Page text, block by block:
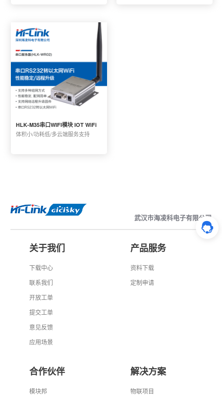
HLK-M35串口WIFI模块 IOT WiFi
体积小/功耗低/多云端服务支持
武汉市海凌科电子有限公司
关于我们
下载中心
联系我们
开放工单
提交工单
意见反馈
应用场景
产品服务
资料下载
定制申请
合作伙伴
模块邦
解决方案
物联项目